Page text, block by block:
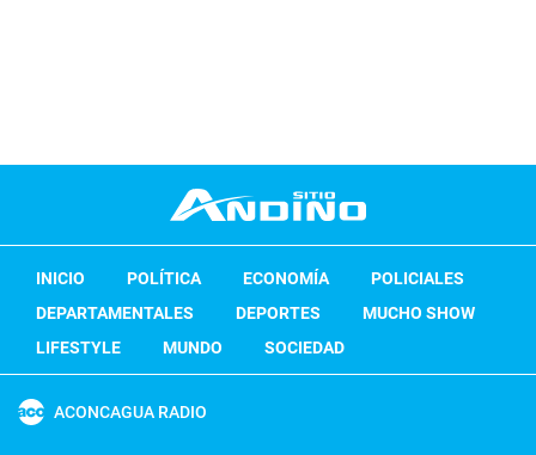
INICIO POLÍTICA ECONOMÍA
POLICIALES
DEPARTAMENTALES
DEPORTES
MUCHO SHOW
LIFESTYLE
MUNDO SOCIEDAD
ACONCAGUA RADIO